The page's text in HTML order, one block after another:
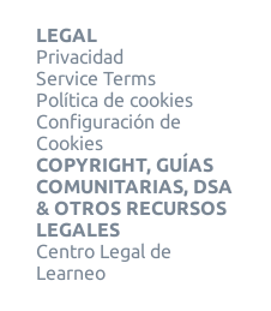
LEGAL
Privacidad
Service Terms
Política de cookies
Configuración de
Cookies
COPYRIGHT, GUÍAS
COMUNITARIAS, DSA
& OTROS RECURSOS
LEGALES
Centro Legal de
Learneo